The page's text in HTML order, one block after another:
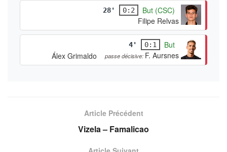
28' 0:2
But (CSC)
Filipe Relvas
4' 0:1
But
Álex Grimaldo
passe décisive: F. Aursnes
Article Précédent
Vizela – Famalicao